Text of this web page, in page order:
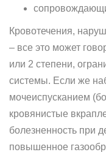
Кровотечения,
– все это может
или 2 степени,
системы. Если же
мочеиспусканием
кровянистые
болезненность при
повышенное